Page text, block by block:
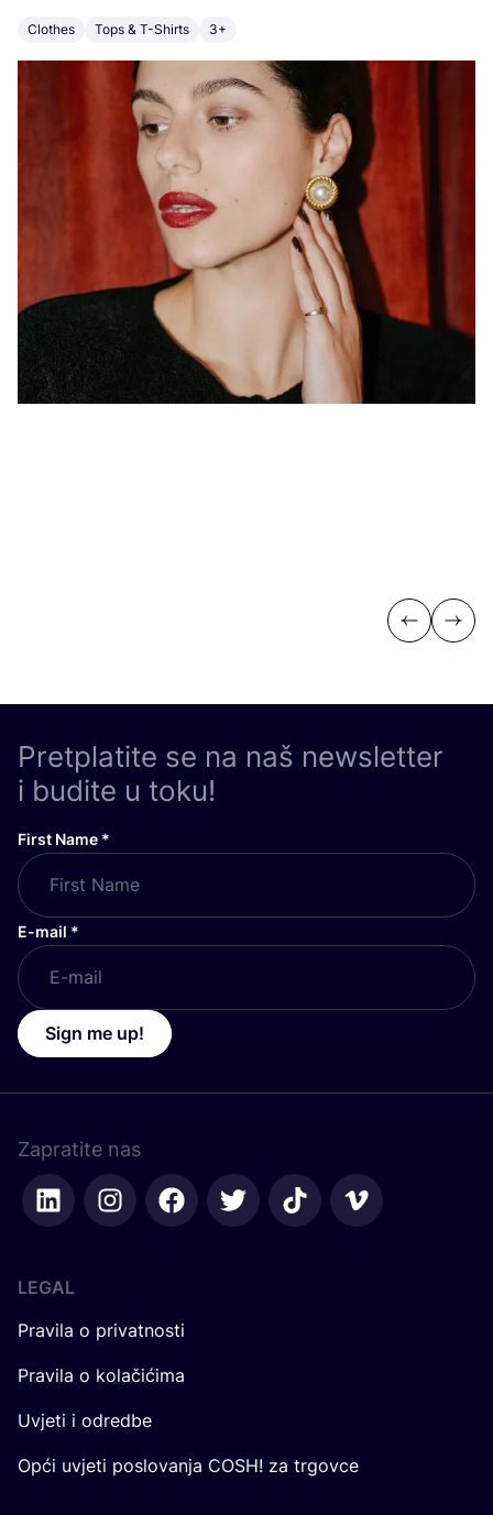
Clothes Tops & T-Shirts 3+
Previous
Next
Pretplatite se na naš newsletter
i budite u toku!
First Name *
E-mail *
Sign me up!
Zapratite nas
LEGAL
Pravila o privatnosti
Pravila o kolačićima
Uvjeti i odredbe
Opći uvjeti poslovanja COSH! za trgovce